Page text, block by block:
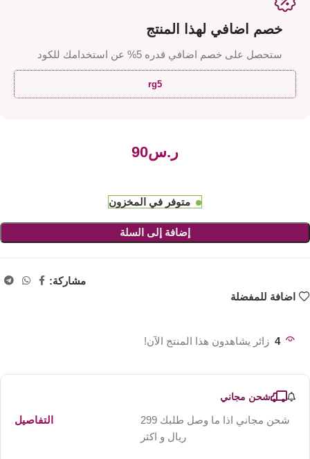
خصم اضافي لهذا المنتج
ستحصل على خصم اضافي قدره 5% عن استخدامك للكود
rg5
ر.س
متوفر في المخزون
إضافة إلى السلة
مشاركة:
اضافة للمفضلة
4 زائر يشاهدون هذا المنتج الآن!
شحن مجاني
شحن مجاني اذا ما وصل طلبك 299
ريال و اكثر
التفاصيل